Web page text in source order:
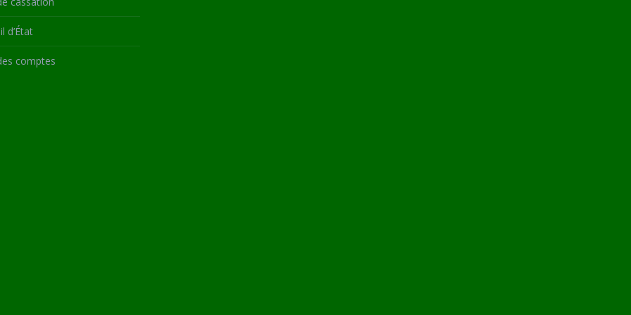
d’État
comptes